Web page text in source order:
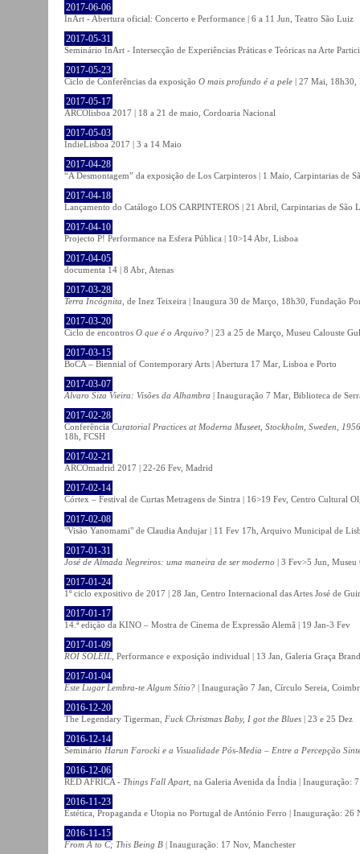
2017-06-06
InArt - Abertura oficial: Concerto e Performance | 6 a 11 Jun, Teatro São Luiz
2017-05-31
Seminário InArt - Intersecção de Experiências Práticas e Teóricas na Arte
2017-05-23
Ciclo de Conferências da exposição O mais profundo é a pele | 27 Mai, 18h30,
2017-05-17
ARCOlisboa 2017 | 18 a 21 de maio, Cordoaria Nacional
2017-05-03
IndieLisboa 2017 | 3 a 14 Maio
2017-04-28
“A Desmontagem” da exposição de Los Carpinteros | 1 Maio, Carpintarias de
2017-04-18
Lançamento do Catálogo LOS CARPINTEROS | 21 Abril, Carpintarias de São
2017-04-10
Projecto P! Performance na Esfera Pública | 10>14 Abr, Lisboa
2017-04-05
documenta 14 | 8 Abr, Atenas
2017-03-28
Terra Incógnita , de Inez Teixeira | Inaugura 30 de Março, 18h30, Fundação
2017-03-20
Ciclo de encontros O que é o Arquivo? | 23 a 25 de Março, Museu Calouste
2017-03-15
BoCA – Biennial of Contemporary Arts | Abertura 17 Mar, Lisboa e Porto
2017-03-07
Álvaro Siza Vieira: Visões da Alhambra | Inauguração 7 Mar, Biblioteca de
2017-02-28
Conferência Curatorial Practices at Moderna Museet, Stockholm, Sweden,
18h, FCSH
2017-02-21
ARCOmadrid 2017 | 22-26 Fev, Madrid
2017-02-14
Córtex – Festival de Curtas Metragens de Sintra | 16>19 Fev, Centro Cultural
2017-02-08
"Visão Yanomami" de Claudia Andujar | 11 Fev 17h, Arquivo Municipal de
2017-01-31
José de Almada Negreiros: uma maneira de ser moderno | 3 Fev>5 Jun,
2017-01-24
1º ciclo expositivo de 2017 | 28 Jan, Centro Internacional das Artes José de
2017-01-17
14.ª edição da KINO – Mostra de Cinema de Expressão Alemã | 19 Jan-3 Fev
2017-01-09
ROI SOLEIL , Performance e exposição individual | 13 Jan, Galeria Graça
2017-01-04
Este Lugar Lembra-te Algum Sítio? | Inauguração 7 Jan, Círculo Sereia,
2016-12-20
The Legendary Tigerman, Fuck Christmas Baby, I got the Blues | 23 e 25 Dez
2016-12-14
Seminário Harun Farocki e a Visualidade Pós-Media – Entre a Percepção
2016-12-06
RED AFRICA - Things Fall Apart , na Galeria Avenida da Índia | Inauguração:
2016-11-23
Estética, Propaganda e Utopia no Portugal de António Ferro | Inauguração: 26
2016-11-15
From A to C; This Being B | Inauguração: 17 Nov, Manchester